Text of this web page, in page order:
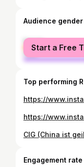
Audience gender
female
male
Start a Free
Top performing
https://
https://
CIG (China ist
Engagement